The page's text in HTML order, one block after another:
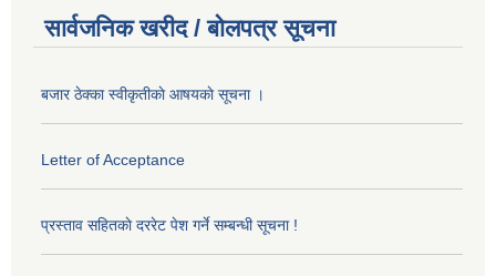
सार्वजनिक खरीद / बोलपत्र सूचना
बजार ठेक्का स्वीकृतीकाे आषयकाे सूचना ।
Letter of Acceptance
प्रस्ताव सहितकाे दररेट पेश गर्ने सम्बन्धी सूचना !